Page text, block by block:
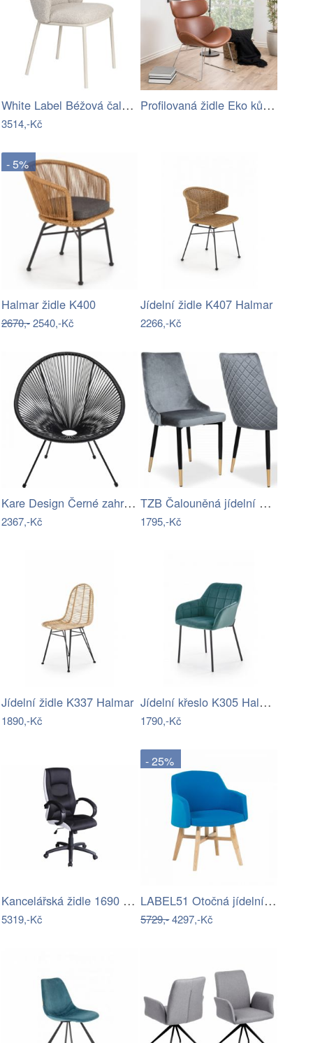
White Label Béžová čalouněná jídelní…
3514,-Kč
Profilovaná židle Eko kůže Hnědé RANDAL
- 5%
Halmar židle K400
2670,-2540,-Kč
Jídelní židle K407 Halmar
2266,-Kč
Kare Design Černé zahradní křeslo…
2367,-Kč
TZB Čalouněná jídelní židle VERMONT…
1795,-Kč
Jídelní židle K337 Halmar
1890,-Kč
Jídelní křeslo K305 Halmar
1790,-Kč
Kancelářská židle 1690 SYN-SL New Pure
5319,-Kč
- 25%
LABEL51 Otočná jídelní židle LEVI šedá
5729,-4297,-Kč